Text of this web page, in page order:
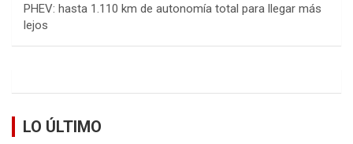
PHEV: hasta 1.110 km de autonomía total para llegar más
lejos
LO ÚLTIMO